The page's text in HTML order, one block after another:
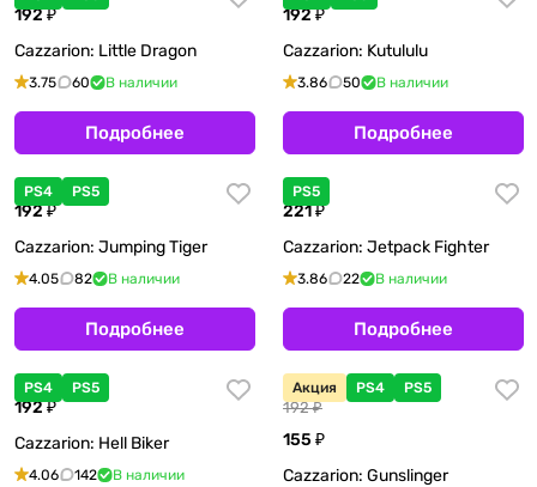
192 ₽
Cazzarion: Little Dragon
3.75 60 В наличии
Подробнее
192 ₽
Cazzarion: Kutululu
3.86 50 В наличии
Подробнее
PS4 PS5
192 ₽
Cazzarion: Jumping Tiger
4.05 82 В наличии
Подробнее
PS5
221 ₽
Cazzarion: Jetpack Fighter
3.86 22 В наличии
Подробнее
PS4 PS5
192 ₽
Cazzarion: Hell Biker
4.06 142 В наличии
Акция PS4 PS5
192 ₽
155 ₽
Cazzarion: Gunslinger